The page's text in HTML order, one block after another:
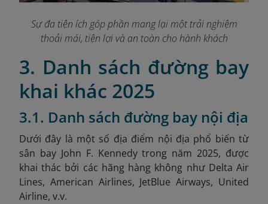
Sự đa tiện ích góp phần mang lại một trải nghiệm
thoải mái, tiện lợi và an toàn cho hành khách
3. Danh sách đường bay
khai khác 2025
3.1. Danh sách đường bay nội địa
Dưới đây là một số địa điểm nội địa phổ biến từ
sân bay John F. Kennedy trong năm 2025, được
khai thác bởi các hãng hàng không như Delta Air
Lines, American Airlines, JetBlue Airways, United
Airline, v.v.